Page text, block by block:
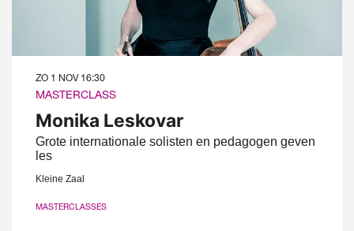
Monika Leskovar
Grote internationale solisten en pedagogen geven
les
MASTERCLASS
ZO 1 NOV 16:30
Kleine Zaal
MASTERCLASSES